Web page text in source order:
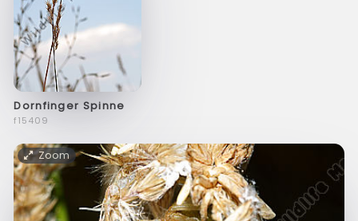
Dornfinger Spinne
f15409
Zoom